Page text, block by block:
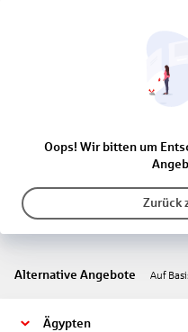
Oops! Wir bitten um
Zurück
Alternative Angebote Auf
Ägypten